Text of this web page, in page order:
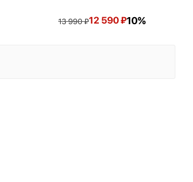
13 990₽12 590₽10%